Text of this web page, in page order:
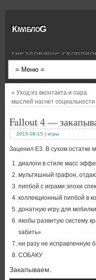
КiwiблоG
гнездовище
« Уход из вконтакта и пара
мыслей насчет социальности
Fallout 4 —
2015-06-15 | игры
Заценил E3. В сухом остатке
диалоги в стиле масс
мультяшный графон,
пипбой с играми эпохи
коллекционный пипбой в
донатную игру для
якобы развитую систему
забить»
ни разу не исправленную
СОБАКУ
Закапываем.